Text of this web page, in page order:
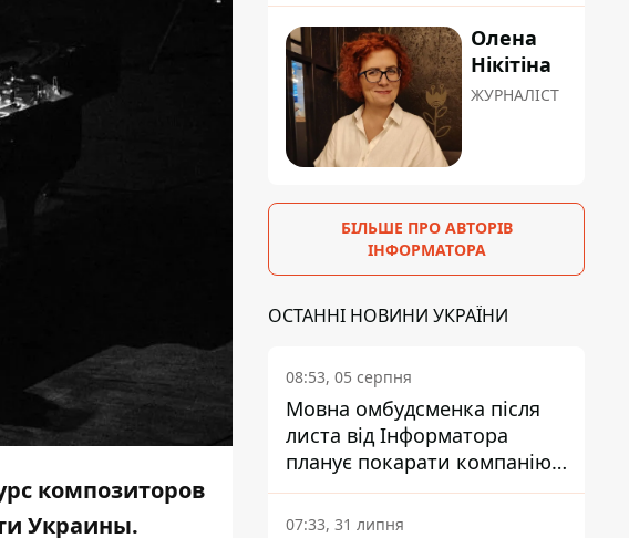
композиторов
Украины.
Олена
Нікітіна
ЖУРНАЛІСТ
БІЛЬШЕ ПРО АВТОРІВ
ІНФОРМАТОРА
ОСТАННІ НОВИНИ УКРАЇНИ
08:53, 05 серпня
Мовна омбудсменка після
листа від Інформатора
планує покарати компанію-
підрядника ПриватБанку
07:33, 31 липня